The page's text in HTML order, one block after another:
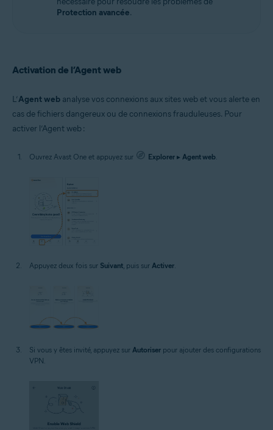
Protection avancée.
Activation de l’Agent web
L’Agent web analyse vos connexions aux sites web et vous alerte en
cas de fichiers dangereux ou de connexions frauduleuses. Pour
activer l’Agent web :
Ouvrez Avast One et appuyez sur Explorer ▸ Agent web
Appuyez deux fois sur Suivant , puis sur Activer
Si vous y êtes invité, appuyez sur Autoriser pour ajouter des configurations
VPN.